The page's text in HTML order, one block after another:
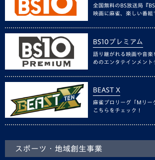
全国無料のBS放送局『
映画に麻雀、楽しい番組
BS10プレミアム
語り継がれる映画や音楽
めのエンタテインメント
BEAST X
麻雀プロリーグ「Mリー
こちらをチェック！
スポーツ・地域創生事業